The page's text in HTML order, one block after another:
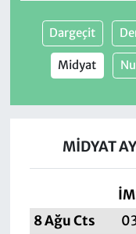
Dargeçit
Midyat
MIDYAT
8 Ağu Cts